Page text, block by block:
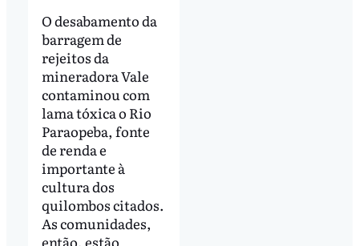
O desabamento da
barragem de
rejeitos da
mineradora Vale
contaminou com
lama tóxica o Rio
Paraopeba, fonte
de renda e
importante à
cultura dos
quilombos citados.
As comunidades,
então, estão